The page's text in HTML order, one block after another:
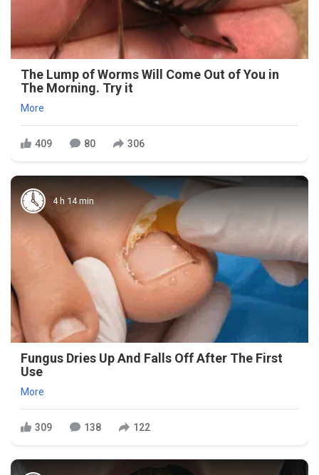
The Lump of Worms Will Come Out of You in
The Morning. Try it
More
409 80 306
4 h 14 min
Fungus Dries Up And Falls Off After The First
Use
More
309 138 122